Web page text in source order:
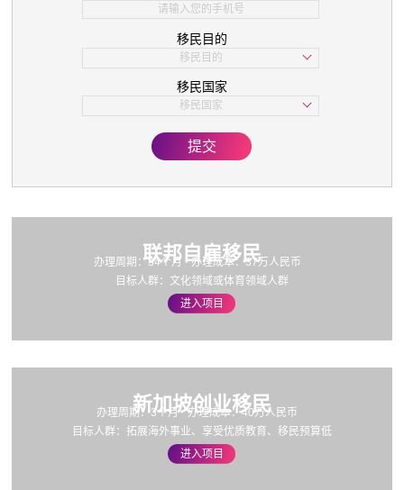
移民目的
移民目的
子女教育
移民国家
移民国家
欧洲
亚洲
提交
联邦自雇移民
办理周期：34个月
办理成本：37万人民币
目标人群：文化领域或体育领域人群
进入项目
新加坡创业移民
办理周期：3个月
办理成本：40万人民币
目标人群：拓展海外事业、享受优质教育、移民预算低
进入项目